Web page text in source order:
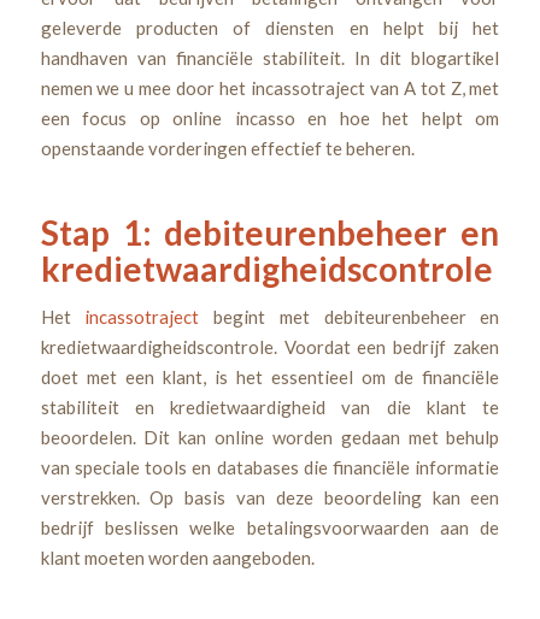
geleverde producten of diensten en helpt bij het
handhaven van financiële stabiliteit. In dit blogartikel
nemen we u mee door het incassotraject van A tot Z, met
een focus op online incasso en hoe het helpt om
openstaande vorderingen effectief te beheren.
Stap 1: debiteurenbeheer en
kredietwaardigheidscontrole
Het incassotraject begint met debiteurenbeheer en
kredietwaardigheidscontrole. Voordat een bedrijf zaken
doet met een klant, is het essentieel om de financiële
stabiliteit en kredietwaardigheid van die klant te
beoordelen. Dit kan online worden gedaan met behulp
van speciale tools en databases die financiële informatie
verstrekken. Op basis van deze beoordeling kan een
bedrijf beslissen welke betalingsvoorwaarden aan de
klant moeten worden aangeboden.